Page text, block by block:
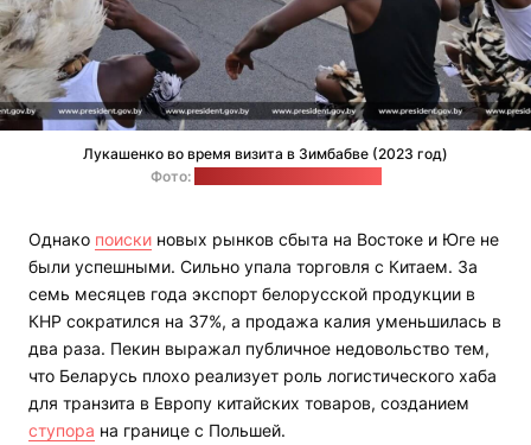
Лукашенко во время визита в Зимбабве (2023 год)
Фото:
Однако поиски новых рынков сбыта на Востоке и Юге не
были успешными. Сильно упала торговля с Китаем. За
семь месяцев года экспорт белорусской продукции в
КНР сократился на 37%, а продажа калия уменьшилась в
два раза. Пекин выражал публичное недовольство тем,
что Беларусь плохо реализует роль логистического хаба
для транзита в Европу китайских товаров, созданием
ступора на границе с Польшей.